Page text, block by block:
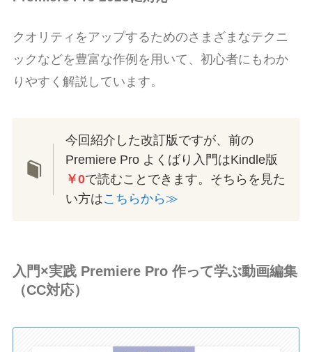
クオリティをアップするためのさまざまなテクニ
ックなどを豊富な作例を用いて、初心者にもわか
りやすく解説しています。
今回紹介した改訂版ですが、前の
Premiere Pro よくばり入門はKindle版
￥0で読むことできます。そちらを見た
い方はこちらから≫
入門×実践 Premiere Pro 作って学ぶ動画編集
（CC対応）